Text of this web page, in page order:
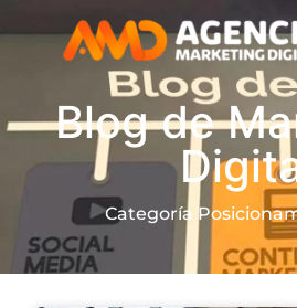
Blog de
Categoría